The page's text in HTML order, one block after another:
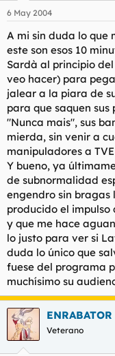
6 May 2004
A mi sin duda lo que
este son esos 10
Sardà al principio
veo hacer) para
jalear a la piara de
para que saquen
"Nunca mais", sus
mierda, sin venir a
manipuladores a TVE
Y bueno, ya
de subnormalidad
engendro sin bragas
producido el
y que me hace
lo justo para ver si
duda lo único que
fuese del programa
muchísimo su
ENRABATOR
Veterano